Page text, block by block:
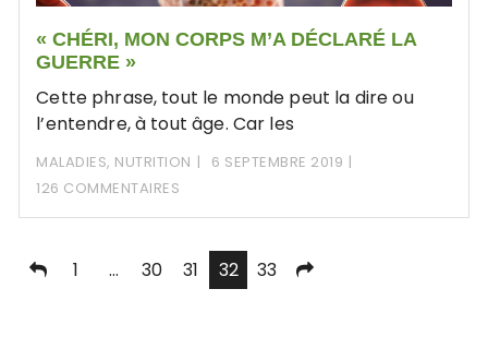
« CHÉRI, MON CORPS M’A DÉCLARÉ LA
GUERRE »
Cette phrase, tout le monde peut la dire ou
l’entendre, à tout âge. Car les
MALADIES, NUTRITION
6 SEPTEMBRE 2019
126 COMMENTAIRES
Pagination
1 … 30 31 32 33